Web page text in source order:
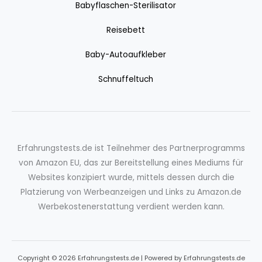
Babyflaschen-Sterilisator
Reisebett
Baby-Autoaufkleber
Schnuffeltuch
Erfahrungstests.de ist Teilnehmer des Partnerprogramms
von Amazon EU, das zur Bereitstellung eines Mediums für
Websites konzipiert wurde, mittels dessen durch die
Platzierung von Werbeanzeigen und Links zu Amazon.de
Werbekostenerstattung verdient werden kann.
Copyright © 2026 Erfahrungstests.de | Powered by Erfahrungstests.de